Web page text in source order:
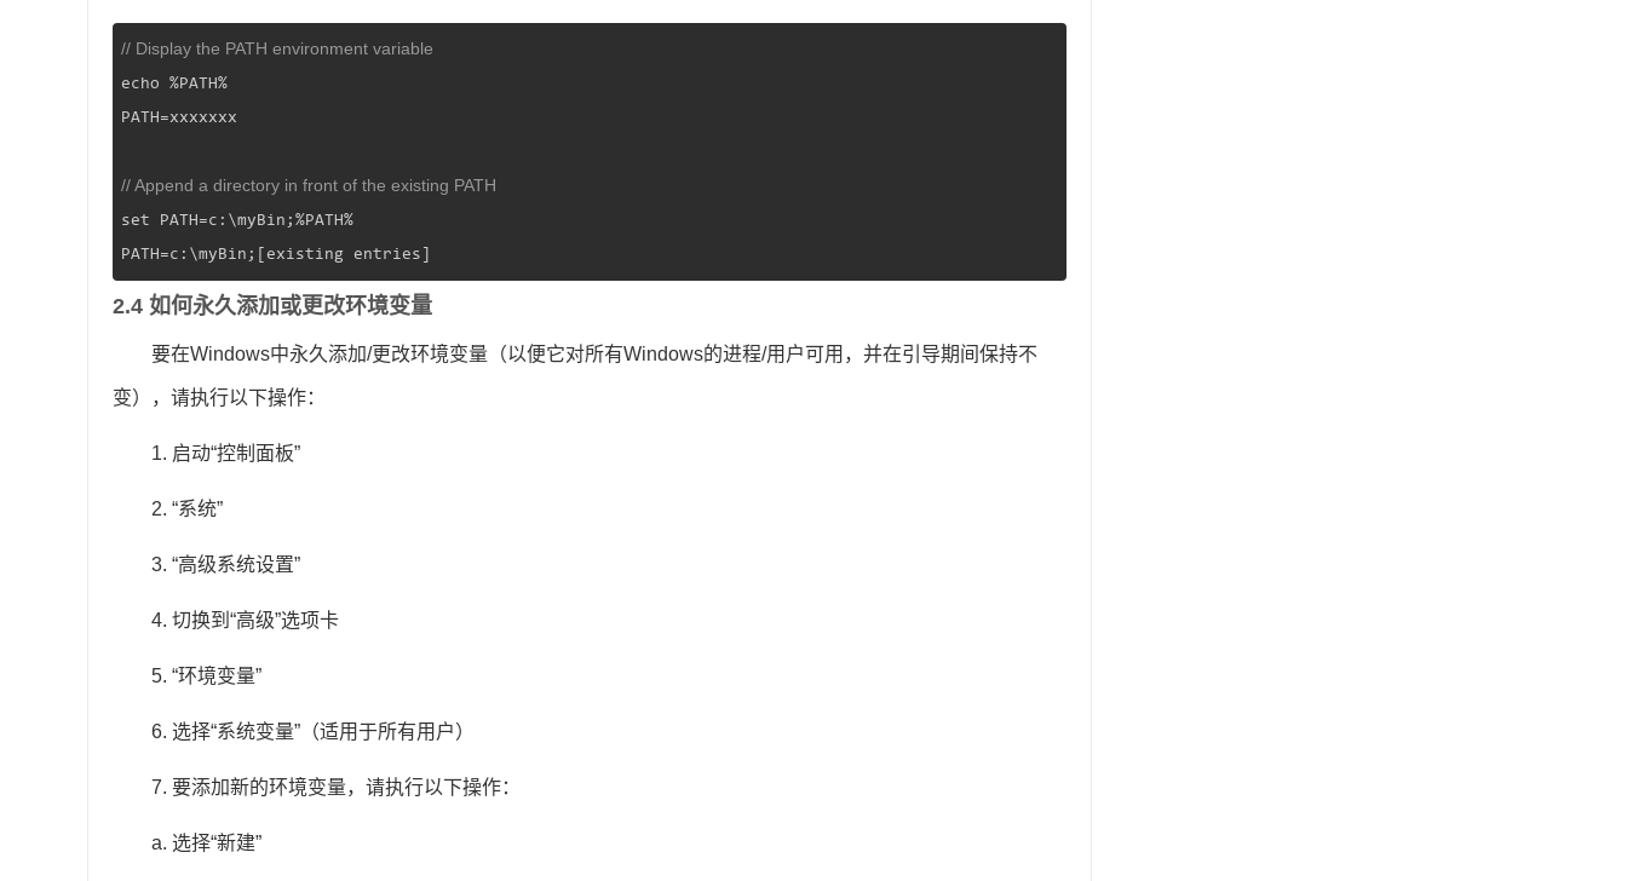
// Display the PATH environment variable
echo %PATH%
PATH=xxxxxxx
// Append a directory in front of the existing PATH
set PATH=c:\myBin;%PATH%
PATH=c:\myBin;[existing entries]
2.4 如何永久添加或更改环境变量
要在Windows中永久添加/更改环境变量（以便它对所有Windows的进程/用户可用，并在引导期间保持不
变），请执行以下操作：
1. 启动“控制面板”
2. “系统”
3. “高级系统设置”
4. 切换到“高级”选项卡
5. “环境变量”
6. 选择“系统变量”（适用于所有用户）
7. 要添加新的环境变量，请执行以下操作：
a. 选择“新建”